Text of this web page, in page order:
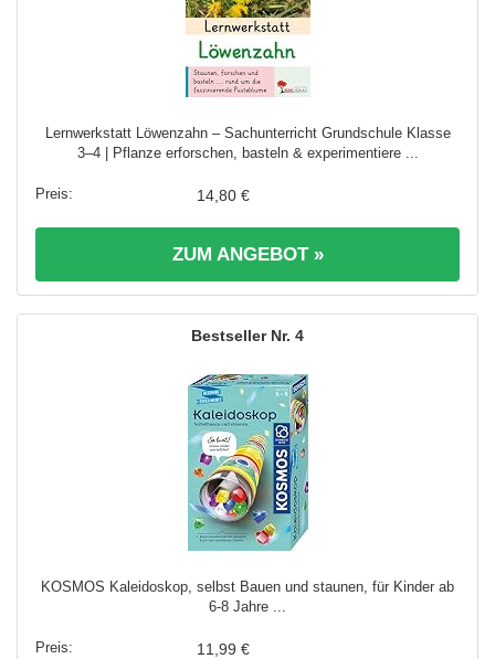
Lernwerkstatt Löwenzahn – Sachunterricht Grundschule Klasse
3–4 | Pflanze erforschen, basteln & experimentiere ...
14,80 €
ZUM ANGEBOT »
4
KOSMOS Kaleidoskop, selbst Bauen und staunen, für Kinder ab
6-8 Jahre ...
11,99 €